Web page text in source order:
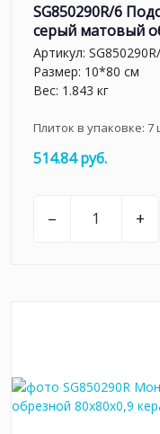
SG850290R/6
серый матовый
Артикул:
Размер: 10*80 см
Вес: 1.843 кг
Плиток в упаковке: 7
514.84 руб.
– +